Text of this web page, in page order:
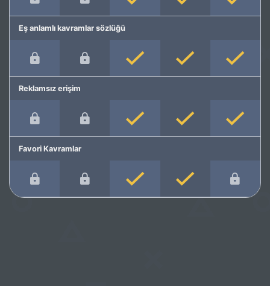
Eş anlamlı kavramlar sözlüğü
Reklamsız erişim
Favori Kavramlar